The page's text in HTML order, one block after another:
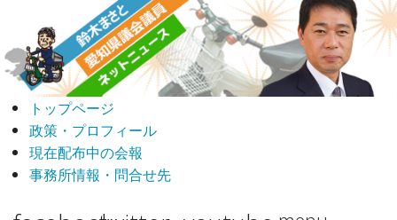
トップページ
政策・プロフィール
現在配布中の会報
事務所情報・問合せ先